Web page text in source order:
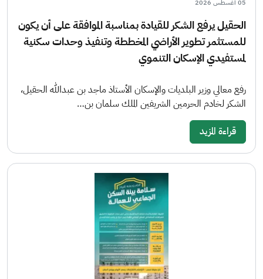
05 أغسطس 2026
الحقيل يرفع الشكر للقيادة بمناسبة الموافقة على أن يكون
للمستثمر تطوير الأراضي المخططة وتنفيذ وحدات سكنية
لمستفيدي الإسكان التنموي
رفع معالي وزير البلديات والإسكان الأستاذ ماجد بن عبدالله الحقيل،
الشكر لخادم الحرمين الشريفين الملك سلمان بن…
قراءة المزيد